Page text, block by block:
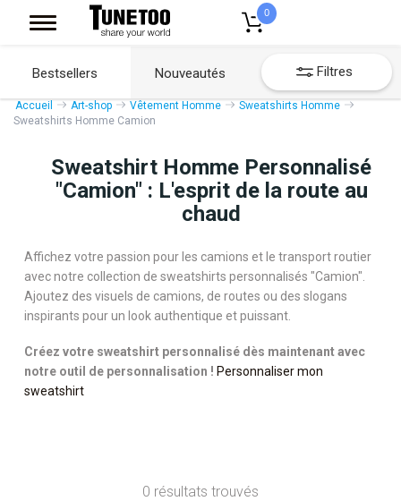
0
Bestsellers Nouveautés Filtres
Accueil Art-shop Vêtement Homme
Sweatshirts Homme
Sweatshirts Homme Camion
Sweatshirt Homme Personnalisé
"Camion" : L'esprit de la route au
chaud
Affichez votre passion pour les camions et le transport routier
avec notre collection de sweatshirts personnalisés "Camion".
Ajoutez des visuels de camions, de routes ou des slogans
inspirants pour un look authentique et puissant.
Créez votre sweatshirt personnalisé dès maintenant avec
notre outil de personnalisation ! Personnaliser mon
sweatshirt
0 résultats trouvés